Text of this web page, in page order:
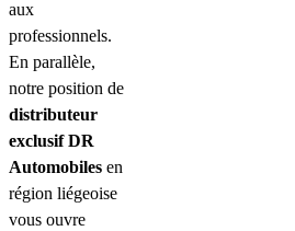
aux
professionnels.
En parallèle,
notre position de
distributeur
exclusif DR
Automobiles en
région liégeoise
vous ouvre